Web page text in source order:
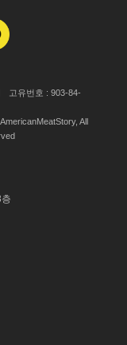
고유번호 : 903-84-
All